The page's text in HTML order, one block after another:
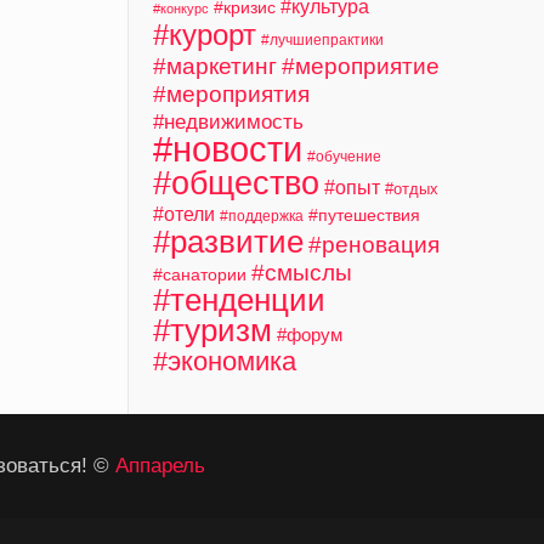
#конкурс #кризис #культура
#курорт #лучшиепрактики
#маркетинг #мероприятие
#мероприятия
#недвижимость
#новости #обучение
#общество #опыт #отдых
#отели #поддержка #путешествия
#развитие #реновация
#санатории #смыслы
#тенденции
#туризм #форум
#экономика
© Аппарель